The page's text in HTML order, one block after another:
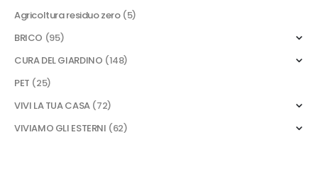
Agricoltura residuo zero (5)
BRICO (95)
CURA DEL GIARDINO (148)
PET (25)
VIVI LA TUA CASA (72)
VIVIAMO GLI ESTERNI (62)